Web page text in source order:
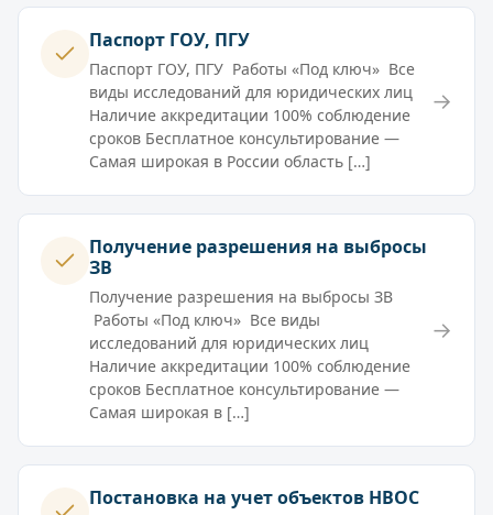
Паспорт ГОУ, ПГУ
Паспорт ГОУ, ПГУ Работы «Под ключ» Все
виды исследований для юридических лиц
Наличие аккредитации 100% соблюдение
сроков Бесплатное консультирование —
Самая широкая в России область […]
→
Получение разрешения на выбросы
ЗВ
Получение разрешения на выбросы ЗВ
Работы «Под ключ» Все виды
исследований для юридических лиц
Наличие аккредитации 100% соблюдение
сроков Бесплатное консультирование —
Самая широкая в […]
→
Постановка на учет объектов НВОС